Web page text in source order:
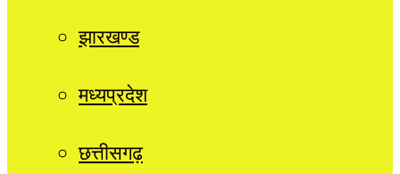
झारखण्ड
मध्यप्रदेश
छत्तीसगढ़